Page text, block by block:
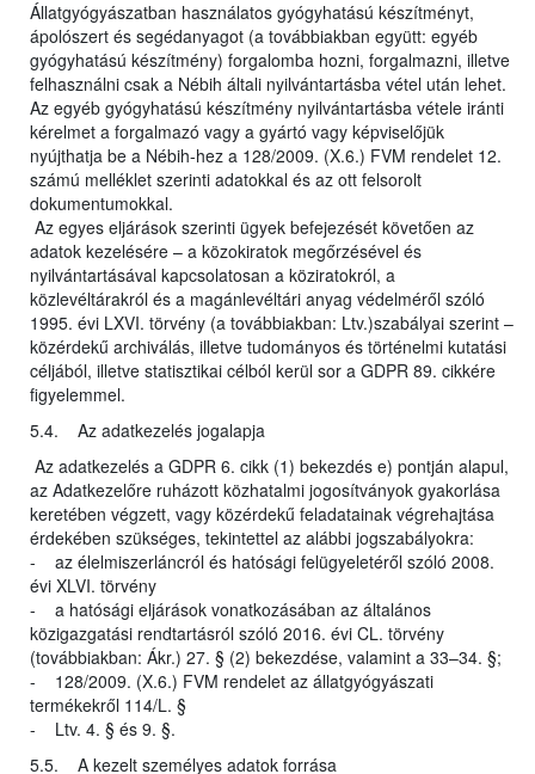
Állatgyógyászatban használatos gyógyhatású készítményt,
ápolószert és segédanyagot (a továbbiakban együtt: egyéb
gyógyhatású készítmény) forgalomba hozni, forgalmazni, illetve
felhasználni csak a Nébih általi nyilvántartásba vétel után lehet.
Az egyéb gyógyhatású készítmény nyilvántartásba vétele iránti
kérelmet a forgalmazó vagy a gyártó vagy képviselőjük
nyújthatja be a Nébih-hez a 128/2009. (X.6.) FVM rendelet 12.
számú melléklet szerinti adatokkal és az ott felsorolt
dokumentumokkal.
Az egyes eljárások szerinti ügyek befejezését követően az
adatok kezelésére – a közokiratok megőrzésével és
nyilvántartásával kapcsolatosan a köziratokról, a
közlevéltárakról és a magánlevéltári anyag védelméről szóló
1995. évi LXVI. törvény (a továbbiakban: Ltv.)szabályai szerint –
közérdekű archiválás, illetve tudományos és történelmi kutatási
céljából, illetve statisztikai célból kerül sor a GDPR 89. cikkére
figyelemmel.
5.4. Az adatkezelés jogalapja
Az adatkezelés a GDPR 6. cikk (1) bekezdés e) pontján alapul,
az Adatkezelőre ruházott közhatalmi jogosítványok gyakorlása
keretében végzett, vagy közérdekű feladatainak végrehajtása
érdekében szükséges, tekintettel az alábbi jogszabályokra:
- az élelmiszerláncról és hatósági felügyeletéről szóló 2008.
évi XLVI. törvény
- a hatósági eljárások vonatkozásában az általános
közigazgatási rendtartásról szóló 2016. évi CL. törvény
(továbbiakban: Ákr.) 27. § (2) bekezdése, valamint a 33–34. §;
- 128/2009. (X.6.) FVM rendelet az állatgyógyászati
termékekről 114/L. §
- Ltv. 4. § és 9. §.
5.5. A kezelt személyes adatok forrása